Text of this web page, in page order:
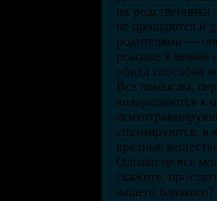
их
не прощаются и
родителями —
роковое влияние
обида способна
Все помыслы,
возвращаются к
спазмируются, в
вредные
Однако не все
скажите,
вашего